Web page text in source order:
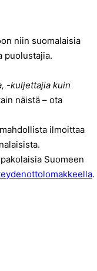
niin suomalaisia
puolustajia.
-kuljettajia kuin
näistä – ota
ilmoittaa
Suomeen
.